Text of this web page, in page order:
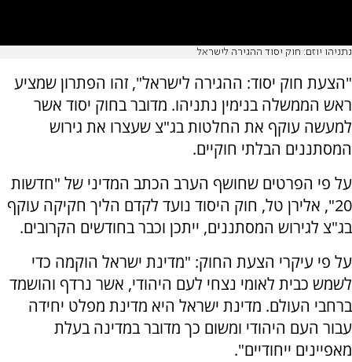
נתניהו יוזם: חוק יסוד ההגירה לישראל
"הצעת חוק יסוד: ההגירה לישראל", זהו הפתרון שמציע
ראש הממשלה בנימין נתניהו. מדובר בחוק יסוד אשר
למעשה עוקף את החלטות בג"צ שעצרו את גירוש
המסתננים הבלתי חוקיים.
על פי הפרטים שחושף הערב הכתב המדיני של "חדשות
20", אלירן טל, חוק היסוד נועד לקדם הליך חקיקה עוקף
בג"צ לגירוש המסתננים, ייתכן וכבר בחודשים הקרובים.
על פי עיקרי הצעת החוק: "מדינת ישראל הוקמה כדי
לשמש כבית לאומי נצחי לעם היהודי, אשר נרדף והושמד
ברחבי העולם. מדינת ישראל היא מדינת מפלט יחידה
עבור העם היהודי ומשום כך מדובר במדינה בעלת
מאפיינים ייחודיים".